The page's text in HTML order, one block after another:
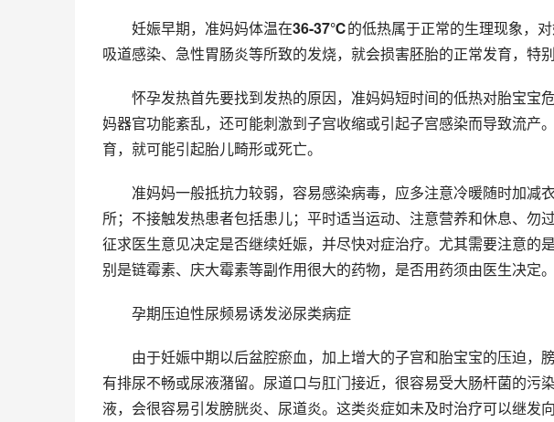
妊娠早期，准妈妈体温在36-37℃的低热属于正常的生理现象，
吸道感染、急性胃肠炎等所致的发烧，就会损害胚胎的正常发育，特
怀孕发热首先要找到发热的原因，准妈妈短时间的低热对胎宝宝
妈器官功能紊乱，还可能刺激到子宫收缩或引起子宫感染而导致流产
育，就可能引起胎儿畸形或死亡。
准妈妈一般抵抗力较弱，容易感染病毒，应多注意冷暖随时加减
所；不接触发热患者包括患儿；平时适当运动、注意营养和休息、勿
征求医生意见决定是否继续妊娠，并尽快对症治疗。尤其需要注意的
别是链霉素、庆大霉素等副作用很大的药物，是否用药须由医生决定。
孕期压迫性尿频易诱发泌尿类病症
由于妊娠中期以后盆腔瘀血，加上增大的子宫和胎宝宝的压迫，
有排尿不畅或尿液潴留。尿道口与肛门接近，很容易受大肠杆菌的污
液，会很容易引发膀胱炎、尿道炎。这类炎症如未及时治疗可以继发